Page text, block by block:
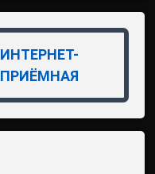
ИНТЕРНЕТ-
ПРИЁМНАЯ